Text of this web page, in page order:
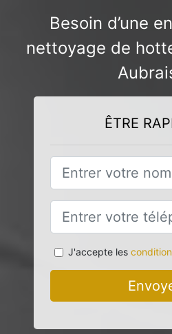
Besoin d’une
nettoyage de
ÊTRE
J'accepte les